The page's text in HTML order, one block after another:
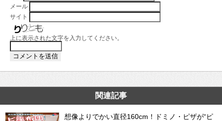
メール
サイト
上に表示された文字を入力してください。
関連記事
想像よりでかい直径160cm！ドミノ・ピザが“ピ